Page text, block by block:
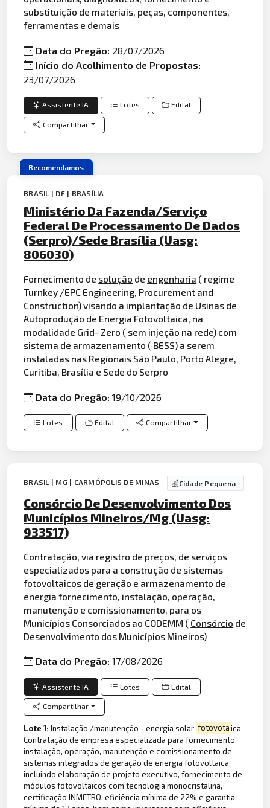
substituição de materiais, peças, componentes,
ferramentas e demais
Data do Pregão: 28/07/2026
Início do Acolhimento de Propostas:
23/07/2026
Assistente IA Lotes Edital
Compartilhar
Recomendamos
BRASIL | DF | BRASÍLIA
Ministério Da Fazenda/Serviço
Federal De Processamento De Dados
(Serpro)/Sede Brasília (Uasg:
806030)
Fornecimento de solução de engenharia ( regime
Turnkey /EPC Engineering, Procurement and
Construction) visando a implantação de Usinas de
Autoprodução de Energia Fotovoltaica, na
modalidade Grid- Zero ( sem injeção na rede) com
sistema de armazenamento ( BESS) a serem
instaladas nas Regionais São Paulo, Porto Alegre,
Curitiba, Brasília e Sede do Serpro
Data do Pregão:19/10/2026
Lotes Edital Compartilhar
BRASIL | MG | CARMÓPOLIS DE MINAS Cidade Pequena
Consórcio De Desenvolvimento Dos
Municípios Mineiros/Mg (Uasg:
933517)
Contratação, via registro de preços, de serviços
especializados para a construção de sistemas
fotovoltaicos de geração e armazenamento de
energia fornecimento, instalação, operação,
manutenção e comissionamento, para os
Municípios Consorciados ao CODEMM ( Consórcio de
Desenvolvimento dos Municípios Mineiros)
Data do Pregão:17/08/2026
Assistente IA Lotes Edital
Compartilhar
Lote 1:Instalação /manutenção - energia solar fotovotaica
Contratação de empresa especializada para fornecimento,
instalação, operação, manutenção e comissionamento de
sistemas integrados de geração de energia fotovoltaica,
incluindo elaboração de projeto executivo, fornecimento de
módulos fotovoltaicos com tecnologia monocristalina,
certificação INMETRO, eficiência mínima de 22% e garantia